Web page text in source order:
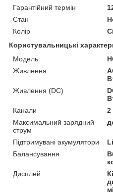
Гарантійний термін
Стан
Колір
Користувальницькі
Модель
Живлення
Живлення (DC)
Канали
2
Максимальний зарядний
струм
Підтримувані акумулятори
Балансування
Дисплей